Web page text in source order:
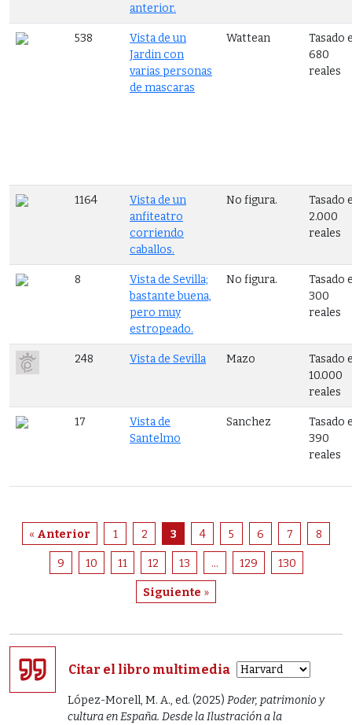
anterior.
538
Vista de un
Jardin con
varias personas
de mascaras
Wattean
Tasado
680
reales
1164
Vista de un
anfiteatro
corriendo
caballos.
No figura.
Tasado
2.000
reales
8
Vista de Sevilla;
bastante buena,
pero muy
estropeado.
No figura.
Tasado
300
reales
248 Vista de Sevilla Mazo
Tasado
10.000
reales
17
Vista de
Santelmo
Sanchez
Tasado
390
reales
« Anterior 1 2 3 4 5 6 7 8
9 10 11 12 13 ... 129 130
Siguiente »
Citar el libro multimedia
López-Morell, M. A., ed. (2025) Poder, patrimonio y
cultura en España. Desde la Ilustración a la